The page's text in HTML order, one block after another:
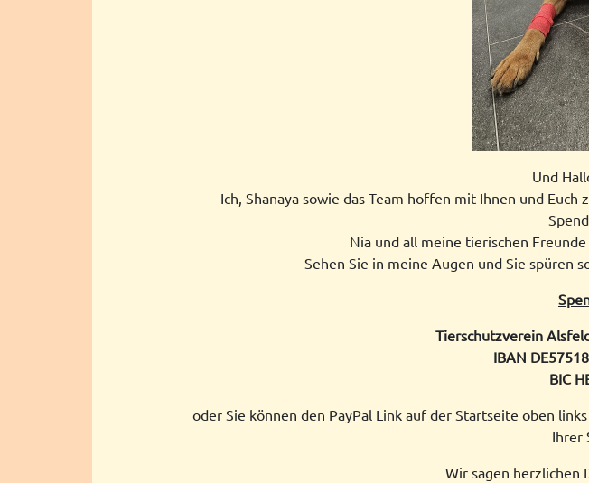
Und
Ich, Shanaya sowie das Team hoffen mit Ihnen und
Nia und all meine tierischen
Sehen Sie in meine Augen und Sie spüren
Tierschutzverein
IBAN
BIC
oder Sie können den PayPal Link auf der Startseite oben
Ihrer
Wir sagen herzlichen